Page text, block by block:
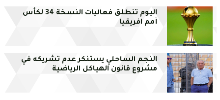
اليوم تنطلق فعاليات النسخة 34 لكأس
أمم افريقيا
النجم الساحلي يستنكر عدم تشريكه في
مشروع قانون الهياكل الرياضية